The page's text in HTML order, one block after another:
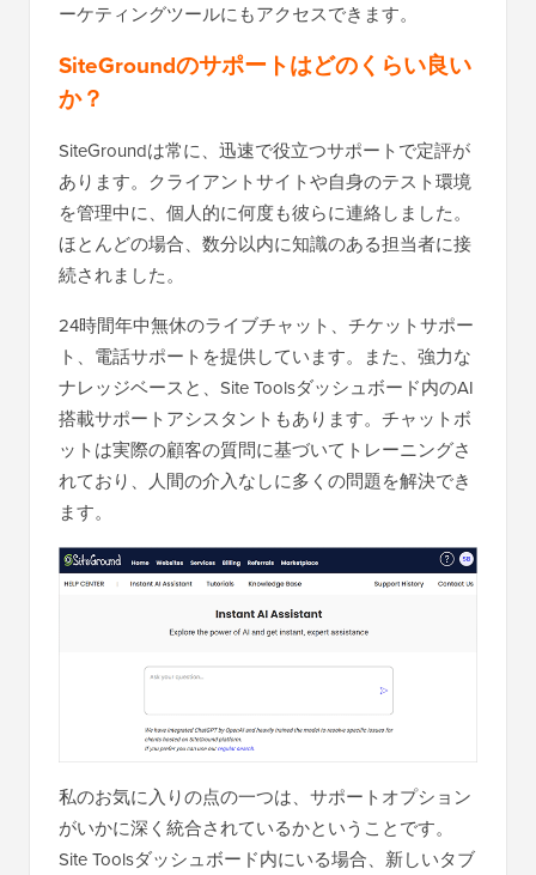
ーケティングツールにもアクセスできます。
SiteGroundのサポートはどのくらい良い
か？
SiteGroundは常に、迅速で役立つサポートで定評が
あります。クライアントサイトや自身のテスト環境
を管理中に、個人的に何度も彼らに連絡しました。
ほとんどの場合、数分以内に知識のある担当者に接
続されました。
24時間年中無休のライブチャット、チケットサポー
ト、電話サポートを提供しています。また、強力な
ナレッジベースと、Site Toolsダッシュボード内のAI
搭載サポートアシスタントもあります。チャットボ
ットは実際の顧客の質問に基づいてトレーニングさ
れており、人間の介入なしに多くの問題を解決でき
ます。
私のお気に入りの点の一つは、サポートオプション
がいかに深く統合されているかということです。
Site Toolsダッシュボード内にいる場合、新しいタブ